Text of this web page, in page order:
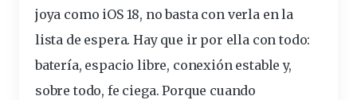
joya como iOS 18, no basta con verla en la
lista de espera. Hay que ir por ella con todo:
batería, espacio libre, conexión estable y,
sobre todo, fe ciega. Porque cuando